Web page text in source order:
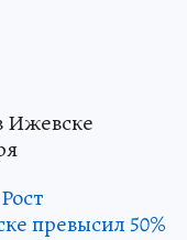
Ижевске
Рост
превысил 50%